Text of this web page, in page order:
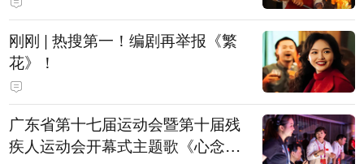
刚刚 | 热搜第一！编剧再举报《繁
花》！
广东省第十七届运动会暨第十届残
疾人运动会开幕式主题歌《心念山